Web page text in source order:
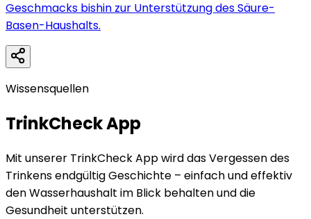
Geschmacks bishin zur Unterstützung des Säure-
Basen-Haushalts.
Wissensquellen
TrinkCheck App
Mit unserer TrinkCheck App wird das Vergessen des
Trinkens endgültig Geschichte – einfach und effektiv
den Wasserhaushalt im Blick behalten und die
Gesundheit unterstützen.